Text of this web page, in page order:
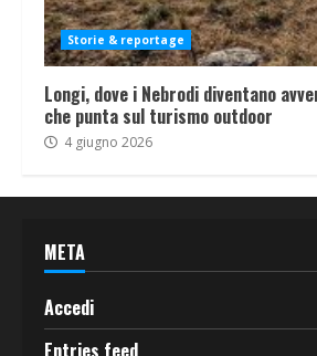
Storie & reportage
Longi, dove i Nebrodi diventano
che punta sul turismo outdoor
4 giugno 2026
META
Accedi
Entries feed